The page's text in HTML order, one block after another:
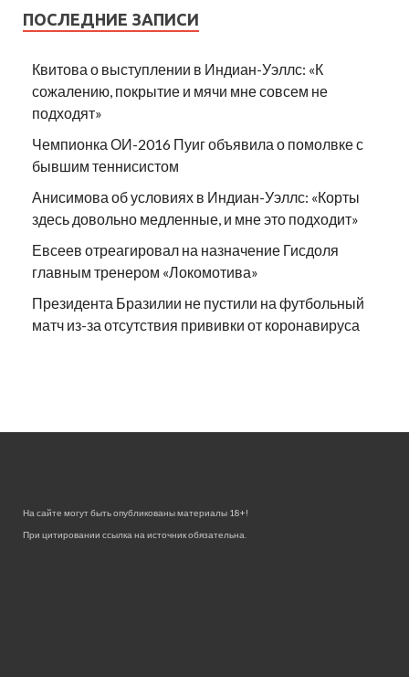
ПОСЛЕДНИЕ ЗАПИСИ
Квитова о выступлении в Индиан-Уэллс: «К
сожалению, покрытие и мячи мне совсем не
подходят»
Чемпионка ОИ-2016 Пуиг объявила о помолвке с
бывшим теннисистом
Анисимова об условиях в Индиан-Уэллс: «Корты
здесь довольно медленные, и мне это подходит»
Евсеев отреагировал на назначение Гисдоля
главным тренером «Локомотива»
Президента Бразилии не пустили на футбольный
матч из-за отсутствия прививки от коронавируса
На сайте могут быть опубликованы материалы 18+!
При цитировании ссылка на источник обязательна.